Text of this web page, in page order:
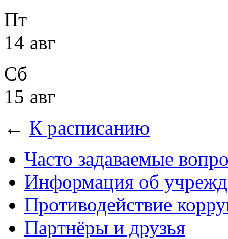
Пт
14 авг
Сб
15 авг
← К расписанию
Часто задаваемые
Информация об
Противодействие
Партнёры и друзья